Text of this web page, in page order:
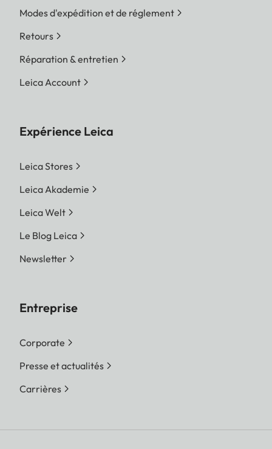
Modes d'expédition et de réglement
Retours
Réparation & entretien
Leica Account
Expérience Leica
Leica Stores
Leica Akademie
Leica Welt
Le Blog Leica
Newsletter
Entreprise
Corporate
Presse et actualités
Carrières